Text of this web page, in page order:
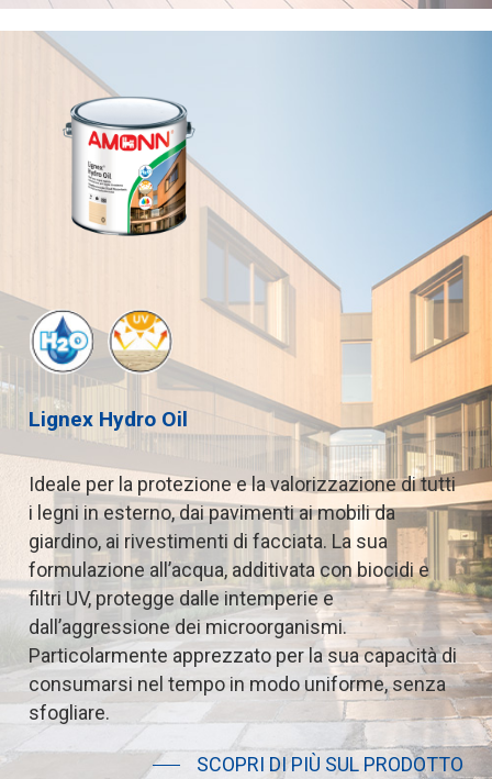
Lignex Hydro Oil
Ideale per la protezioneelavalorizzazioneditutti
i legni inesterno,daipavimentiaimobilida
giardino, ai rivestimenti di facciata. La sua
formulazione all’acqua, additivatacon biocidie
filtri UV,protegge dalle intemperiee
dall’aggressionedei microorganismi.
Particolarmente apprezzato per lasuacapacitàdi
consumarsi nel tempo in modo uniforme,senza
sfogliare.
SCOPRI DI PIÙ SUL PRODOTTO